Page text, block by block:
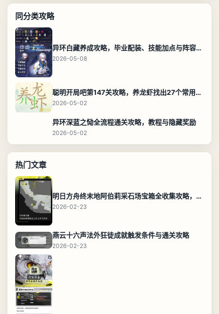
同分类攻略
异环白藏养成攻略，毕业配装、技能加点与阵容搭配保姆级解析
2026-05-08
聪明开局吧第147关攻略，养龙虾找出27个常用字通关答案
2026-05-02
异环深蓝之恸全流程通关攻略，教程与隐藏奖励
2026-05-02
热门文章
明日方舟终末地阿伯莉采石场宝箱全收集攻略，全点位分布图与路线
2026-02-23
燕云十六声法外狂徒成就触发条件与通关攻略
2026-02-23